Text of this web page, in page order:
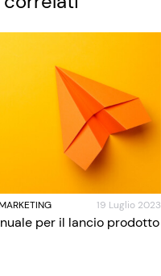
19 Luglio 2023
per il lancio prodotto